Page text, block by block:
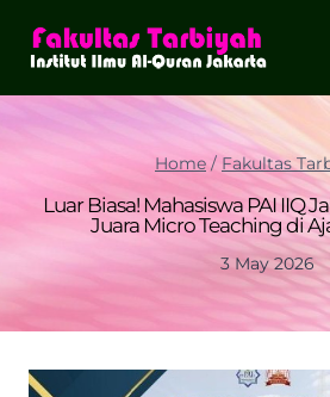
Home / Fakultas
Luar Biasa! Mahasiswa PAI IIQ
Juara Micro Teaching di
3 May 2026